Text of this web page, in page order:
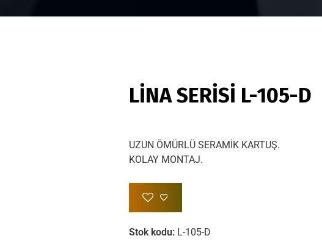
LİNA SERİSİ L-105-D
UZUN ÖMÜRLÜ SERAMİK KARTUŞ.
KOLAY MONTAJ.
Stok kodu: L-105-D